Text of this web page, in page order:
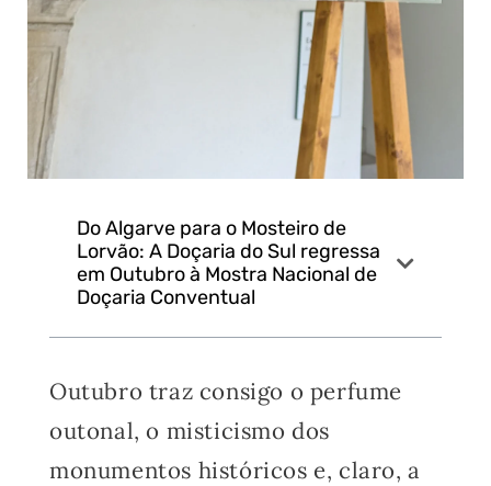
Do Algarve para o Mosteiro de
Lorvão: A Doçaria do Sul regressa
em Outubro à Mostra Nacional de
Doçaria Conventual
Outubro traz consigo o perfume
outonal, o misticismo dos
monumentos históricos e, claro, a